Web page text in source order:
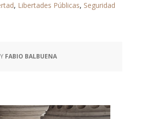
, Libertades Públicas, Seguridad
FABIO BALBUENA